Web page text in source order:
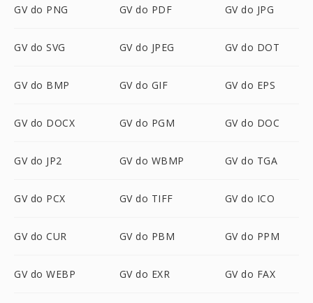
GV do PNG GV do PDF GV do JPG
GV do SVG GV do JPEG GV do DOT
GV do BMP GV do GIF GV do EPS
GV do DOCX GV do PGM GV do DOC
GV do JP2 GV do WBMP GV do TGA
GV do PCX GV do TIFF GV do ICO
GV do CUR GV do PBM GV do PPM
GV do WEBP GV do EXR GV do FAX